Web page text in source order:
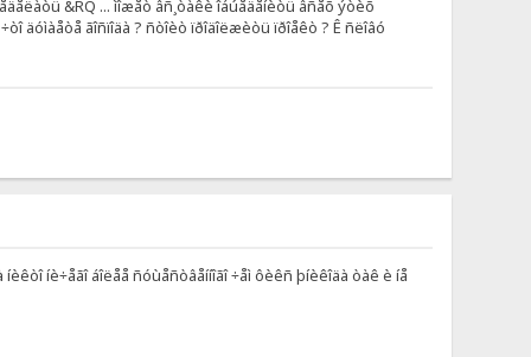
&RQ ... ìîæåò âñ¸òàêè îáúåäåíèòü âñåõ ýòèõ
äóìàåòå ãîñïîäà ? ñòîèò ïðîäîëæèòü ïðîåêò ? Ê ñëîâó
íè÷åãî áîëåå ñóùåñòâåííîãî ÷åì ôèêñ þíèêîäà òàê è íå